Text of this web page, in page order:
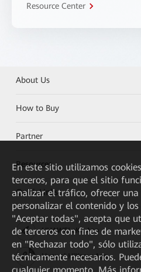
Resource Center
About Us
How to Buy
Partner
Resources
Quick Links
HUAWEI eKit App
Huawei HiKnow App
En este sitio utilizamos
terceros, para que el sitio
analizar el tráfico, ofrecer
personalizar el contenido y
"Aceptar todas", acepta que
de terceros con fines de
en "Rechazar todo", sólo
técnicamente necesarios.